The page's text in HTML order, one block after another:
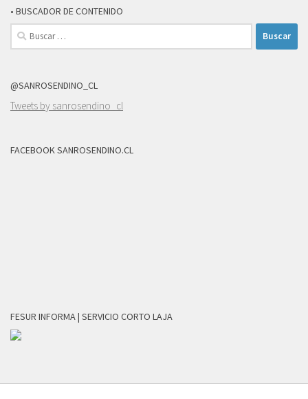
• BUSCADOR DE CONTENIDO
Buscar:
@SANROSENDINO_CL
Tweets by sanrosendino_cl
FACEBOOK SANROSENDINO.CL
FESUR INFORMA | SERVICIO CORTO LAJA